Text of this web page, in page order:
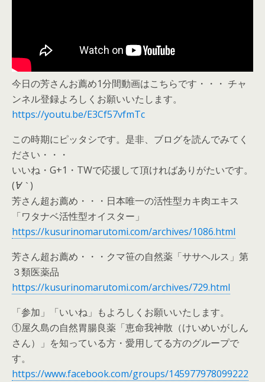
今日の芳さんお薦め1分間動画はこちらです・・・ チャ
ンネル登録よろしくお願いいたします。
https://youtu.be/E3Cf57vfmTc
この時期にピッタシです。是非、ブログを読んでみてく
ださい・・・
いいね・G+1・TWで応援して頂ければありがたいです。
(´∀｀)
芳さん超お薦め・・・日本唯一の活性型カキ肉エキス
「ワタナベ活性型オイスター」
https://kusurinomarutomi.com/archives/1086.html
芳さん超お薦め・・・クマ笹の自然薬「ササヘルス」第
３類医薬品
https://kusurinomarutomi.com/archives/729.html
「参加」「いいね」もよろしくお願いいたします。
①屋久島の自然胃腸良薬「恵命我神散（けいめいがしん
さん）」を知っている方・愛用してる方のグループで
す。
https://www.facebook.com/groups/145977978099222